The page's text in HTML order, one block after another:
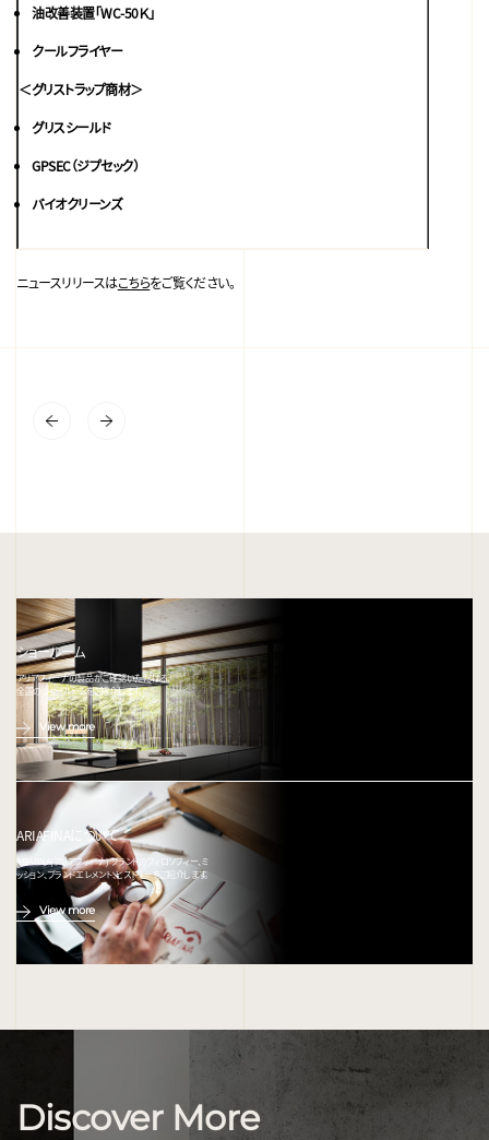
油改善装置「WC-50Ｋ」
クールフライヤー
＜グリストラップ商材＞
グリスシールド
GPSEC（ジプセック）
バイオクリーンズ
ニュースリリースはこちらをご覧ください。
ショールーム
アリアフィーナの製品がご確認いただける、
全国のショールームをご紹介します。
View more
ARIAFINAについて
ARIAFINA(アリアフィーナ) ブランドのフィロソフィー、ミ
ッション、ブランドエレメント、ヒストリーをご紹介します。
View more
Discover More